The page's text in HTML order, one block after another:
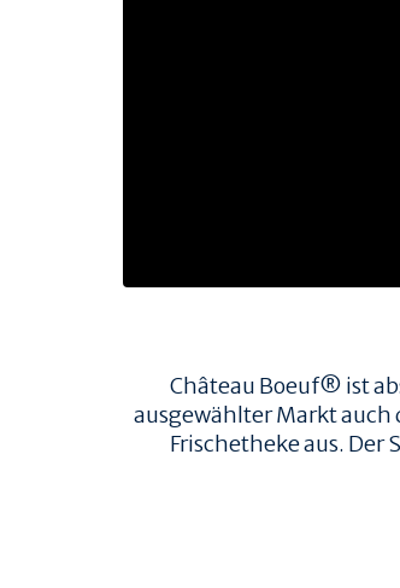
Château Boeuf® ist
ausgewählter Markt auch
Frischetheke aus.
QUALITÄT &
REZEPTE
REZEPTE
AUFBEWAHRUNG